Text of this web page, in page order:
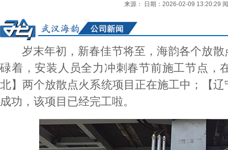
来源： 日期：2026-02-09 13:20:29
岁末年初，新春佳节将至，海韵各个放散
碌着，安装人员全力冲刺春节前施工节点，
北】两个放散点火系统项目正在施工中；【
成功，该项目已经完工啦。